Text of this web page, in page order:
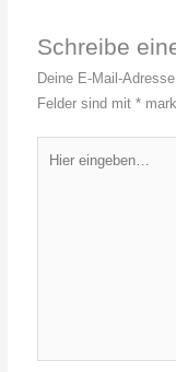
Schreibe
Deine E-Mail-
Felder sind mit*
eingeben…